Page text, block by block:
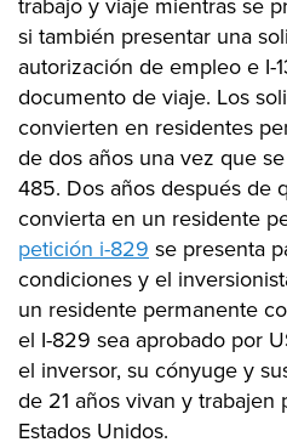
si también presentar una
autorización de empleo e I-
documento de viaje. Los
convierten en residentes
de dos años una vez que
485. Dos años después de
convierta en un residente
petición i-829 se presenta
condiciones y el
un residente permanente
el I-829 sea aprobado por
el inversor, su cónyuge y
de 21 años vivan y
Estados Unidos.